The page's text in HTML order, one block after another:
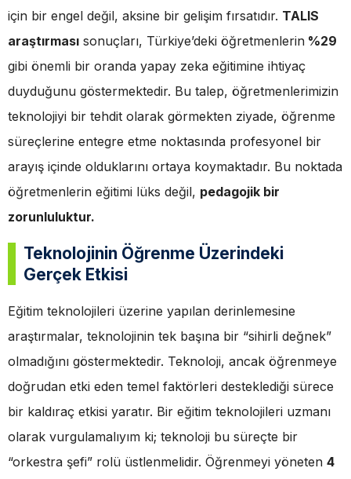
için bir engel değil, aksine bir gelişim fırsatıdır. TALIS
araştırması sonuçları, Türkiye’deki öğretmenlerin %29
gibi önemli bir oranda yapay zeka eğitimine ihtiyaç
duyduğunu göstermektedir. Bu talep, öğretmenlerimizin
teknolojiyi bir tehdit olarak görmekten ziyade, öğrenme
süreçlerine entegre etme noktasında profesyonel bir
arayış içinde olduklarını ortaya koymaktadır. Bu noktada
öğretmenlerin eğitimi lüks değil, pedagojik bir
zorunluluktur.
Teknolojinin Öğrenme Üzerindeki
Gerçek Etkisi
Eğitim teknolojileri üzerine yapılan derinlemesine
araştırmalar, teknolojinin tek başına bir “sihirli değnek”
olmadığını göstermektedir. Teknoloji, ancak öğrenmeye
doğrudan etki eden temel faktörleri desteklediği sürece
bir kaldıraç etkisi yaratır. Bir eğitim teknolojileri uzmanı
olarak vurgulamalıyım ki; teknoloji bu süreçte bir
“orkestra şefi” rolü üstlenmelidir. Öğrenmeyi yöneten 4